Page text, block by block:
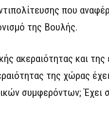
που
της Βουλής.
ακεραιότητας και της
της χώρας
συμφερόντων; Έχει